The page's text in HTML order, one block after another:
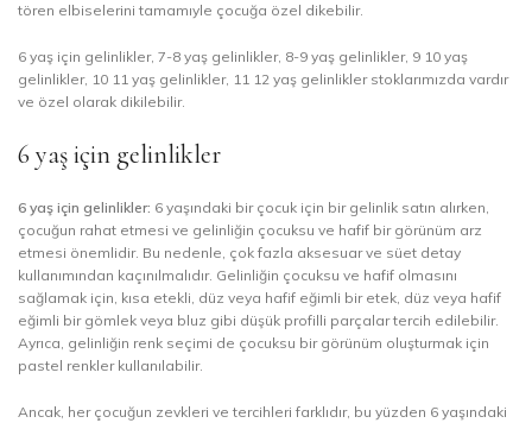
tören elbiselerini tamamıyle çocuğa özel dikebilir.
6 yaş için gelinlikler, 7-8 yaş gelinlikler, 8-9 yaş gelinlikler, 9 10 yaş
gelinlikler, 10 11 yaş gelinlikler, 11 12 yaş gelinlikler stoklarımızda vardır
ve özel olarak dikilebilir.
6 yaş için gelinlikler
6 yaş için gelinlikler: 6 yaşındaki bir çocuk için bir gelinlik satın alırken,
çocuğun rahat etmesi ve gelinliğin çocuksu ve hafif bir görünüm arz
etmesi önemlidir. Bu nedenle, çok fazla aksesuar ve süet detay
kullanımından kaçınılmalıdır. Gelinliğin çocuksu ve hafif olmasını
sağlamak için, kısa etekli, düz veya hafif eğimli bir etek, düz veya hafif
eğimli bir gömlek veya bluz gibi düşük profilli parçalar tercih edilebilir.
Ayrıca, gelinliğin renk seçimi de çocuksu bir görünüm oluşturmak için
pastel renkler kullanılabilir.
Ancak, her çocuğun zevkleri ve tercihleri farklıdır, bu yüzden 6 yaşındaki